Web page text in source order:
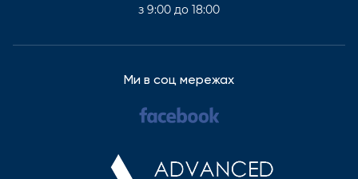
з 9:00 до 18:00
Ми в соц мережах